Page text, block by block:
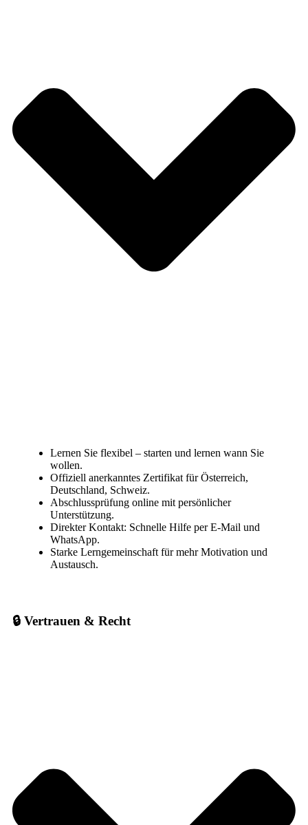
Lernen Sie flexibel – starten und lernen wann Sie
wollen.
Offiziell anerkanntes Zertifikat für Österreich,
Deutschland, Schweiz.
Abschlussprüfung online mit persönlicher
Unterstützung.
Direkter Kontakt: Schnelle Hilfe per E-Mail und
WhatsApp.
Starke Lerngemeinschaft für mehr Motivation und
Austausch.
🔒 Vertrauen & Recht